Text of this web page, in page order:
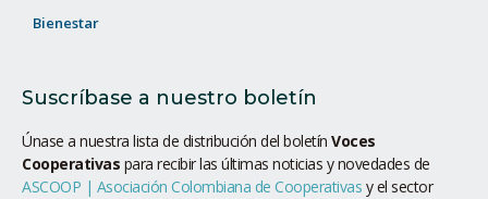
Bienestar
Suscríbase a nuestro boletín
Únase a nuestra lista de distribución del boletín Voces
Cooperativas para recibir las últimas noticias y novedades de
ASCOOP | Asociación Colombiana de Cooperativas y el sector